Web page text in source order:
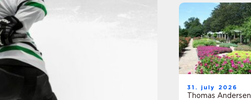
31. july 2026
Thomas Andersen